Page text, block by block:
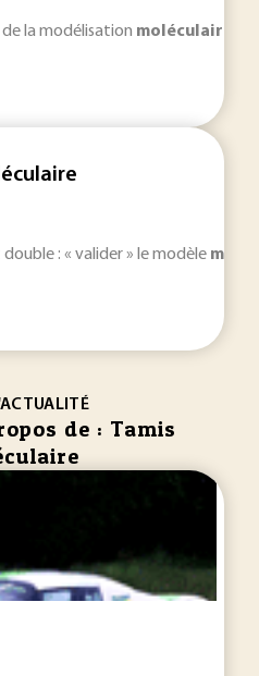
de la modélisation moléculaire
: « valider » le modèle
de : Tamis